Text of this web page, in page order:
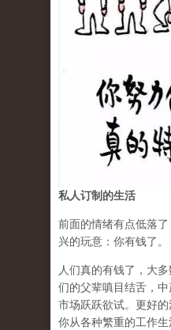
私人订制的生活
前面的情绪有点低落
兴的玩意：你有钱了。
人们真的有钱了，大
们的父辈嗔目结舌，
市场跃跃欲试。更好
你从各种繁重的工作